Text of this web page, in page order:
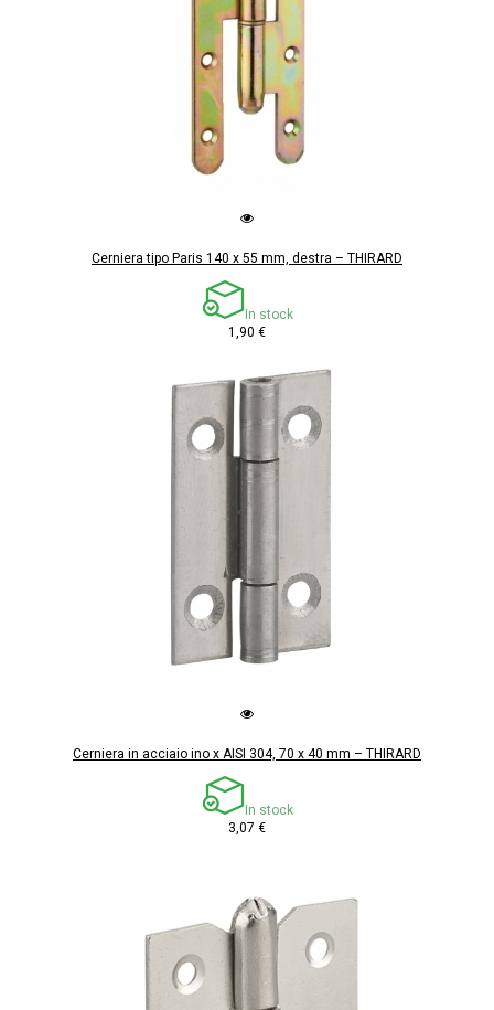
Cerniera tipo Paris 140 x 55 mm, destra – THIRARD
In stock
1,90 €
Cerniera in acciaio ino x AISI 304, 70 x 40 mm – THIRARD
In stock
3,07 €